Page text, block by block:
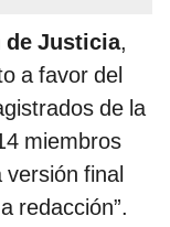
Justicia,
a favor del
de la
miembros
versión final
redacción”.